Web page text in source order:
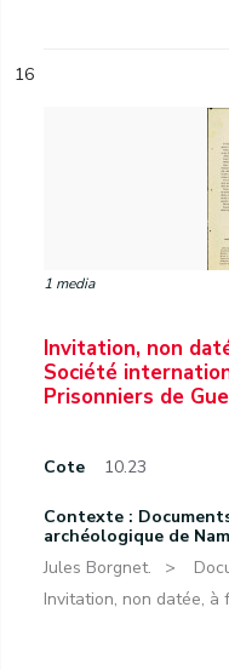
16
1 media
Invitation, non
Société
Prisonniers de
Cote 10.23
Contexte :
archéologique de
Jules Borgnet.
Invitation, non datée, à